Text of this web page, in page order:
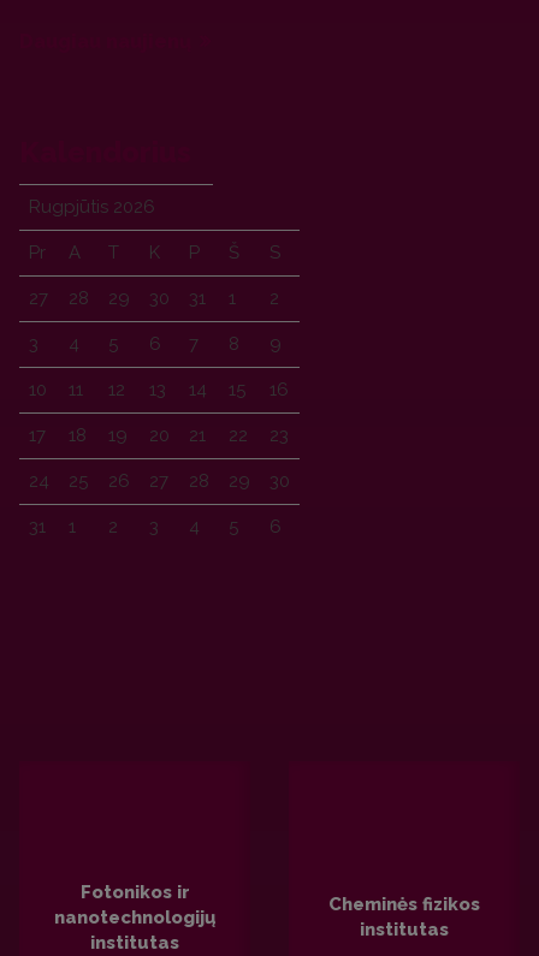
Rugpjūtis 2026
Pr A T K P Š S
27 28 29 30 31 1 2
3 4 5 6 7 8 9
10 11 12 13 14 15 16
17 18 19 20 21 22 23
24 25 26 27 28 29 30
31 1 2 3 4 5 6
Cheminės fizikos
institutas
Fotonikos ir
nanotechnologijų
institutas